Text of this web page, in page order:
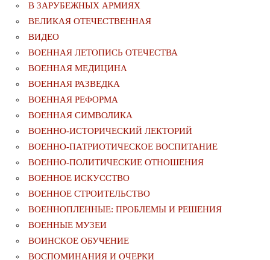
В ЗАРУБЕЖНЫХ АРМИЯХ
ВЕЛИКАЯ ОТЕЧЕСТВЕННАЯ
ВИДЕО
ВОЕННАЯ ЛЕТОПИСЬ ОТЕЧЕСТВА
ВОЕННАЯ МЕДИЦИНА
ВОЕННАЯ РАЗВЕДКА
ВОЕННАЯ РЕФОРМА
ВОЕННАЯ СИМВОЛИКА
ВОЕННО-ИСТОРИЧЕСКИЙ ЛЕКТОРИЙ
ВОЕННО-ПАТРИОТИЧЕСКОЕ ВОСПИТАНИЕ
ВОЕННО-ПОЛИТИЧЕСКИE ОТНОШЕНИЯ
ВОЕННОЕ ИСКУССТВО
ВОЕННОЕ СТРОИТЕЛЬСТВО
ВОЕННОПЛЕННЫЕ: ПРОБЛЕМЫ И РЕШЕНИЯ
ВОЕННЫЕ МУЗЕИ
ВОИНСКОЕ ОБУЧЕНИЕ
ВОСПОМИНАНИЯ И ОЧЕРКИ